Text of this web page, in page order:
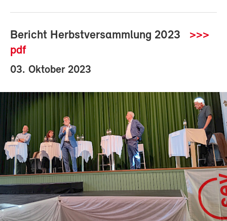
Bericht Herbstversammlung 2023 >>>
pdf
03. Oktober 2023